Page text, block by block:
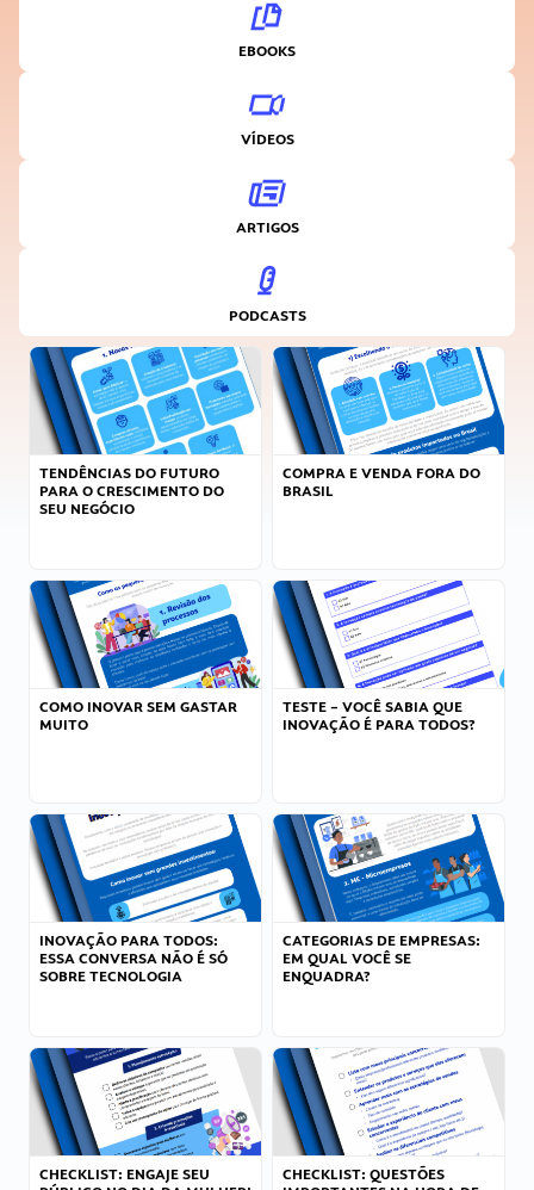
EBOOKS
VÍDEOS
ARTIGOS
PODCASTS
TENDÊNCIAS DO FUTURO
PARA O CRESCIMENTO DO
SEU NEGÓCIO
COMPRA E VENDA FORA DO
BRASIL
COMO INOVAR SEM GASTAR
MUITO
TESTE – VOCÊ SABIA QUE
INOVAÇÃO É PARA TODOS?
INOVAÇÃO PARA TODOS:
ESSA CONVERSA NÃO É SÓ
SOBRE TECNOLOGIA
CATEGORIAS DE EMPRESAS:
EM QUAL VOCÊ SE
ENQUADRA?
CHECKLIST: ENGAJE SEU
CHECKLIST: QUESTÕES